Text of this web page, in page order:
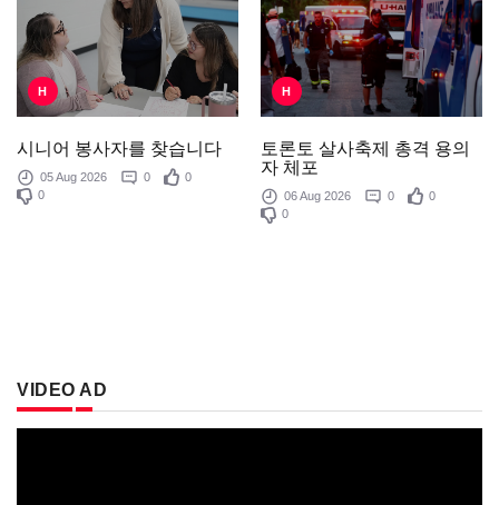
H
시니어 봉사자를 찾습니다
05 Aug 2026 0
0
0
H
토론토 살사축제 총격 용의
자 체포
06 Aug 2026 0
0
0
VIDEO AD